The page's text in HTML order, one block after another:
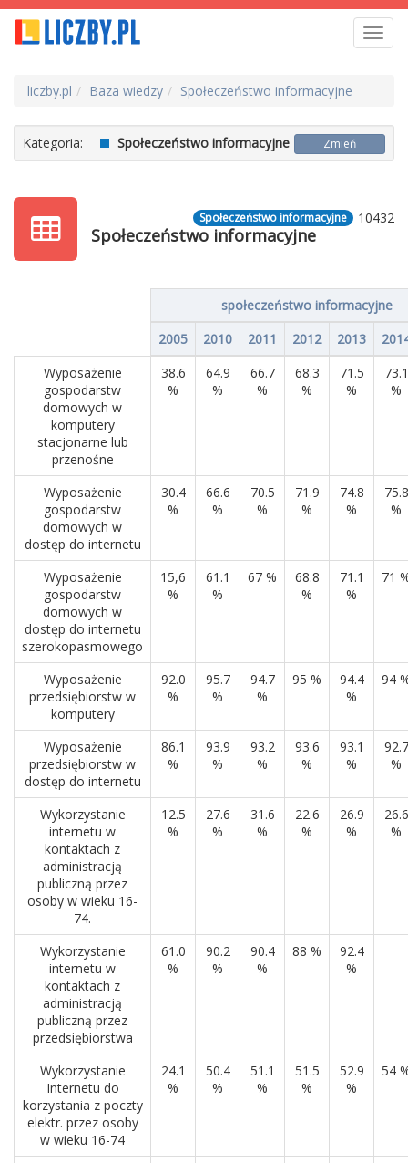
liczby.pl Baza wiedzy Społeczeństwo informacyjne
Kategoria: Społeczeństwo informacyjne Zmień
10432
Społeczeństwo informacyjne
Społeczeństwo informacyjne
społeczeństwo informacyjne
2005
2010 2011 2012 2013
Wyposażenie
gospodarstw
domowych w
komputery
stacjonarne lub
przenośne
38.6
%
64.9
%
66.7
%
68.3
%
71.5
%
73.1
%
Wyposażenie
gospodarstw
domowych w
dostęp do internetu
30.4
%
66.6
%
70.5
%
71.9
%
74.8
%
75.8
%
Wyposażenie
gospodarstw
domowych w
dostęp do internetu
szerokopasmowego
15,6
%
61.1
%
67 %
68.8
%
71.1
%
71
Wyposażenie
przedsiębiorstw w
komputery
92.0
%
95.7
%
94.7
%
95 %
94.4
%
94
Wyposażenie
przedsiębiorstw w
dostęp do internetu
86.1
%
93.9
%
93.2
%
93.6
%
93.1
%
92.7
%
Wykorzystanie
internetu w
kontaktach z
administracją
publiczną przez
osoby w wieku 16-
74.
12.5
%
27.6
%
31.6
%
22.6
%
26.9
%
26.6
%
Wykorzystanie
internetu w
kontaktach z
administracją
publiczną przez
przedsiębiorstwa
61.0
%
90.2
%
90.4
%
88 %
92.4
%
Wykorzystanie
Internetu do
korzystania z poczty
elektr. przez osoby
w wieku 16-74
24.1
%
50.4
%
51.1
%
51.5
%
52.9
%
54